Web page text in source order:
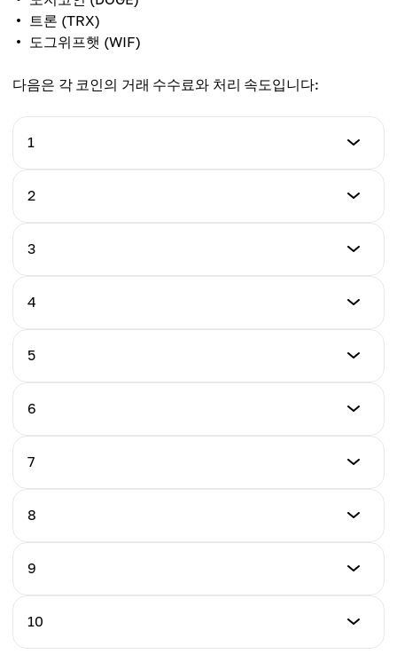
트론 (TRX)
도그위프햇 (WIF)
다음은 각 코인의 거래 수수료와 처리 속도입니다:
1
토큰
티커
2~5초
2
토큰
티커
0.6초
3
토큰
티커
10초
4
토큰
티커
3~5초
5
토큰
티커
2분
6
토큰
티커
7
토큰
티커
8
토큰
티커
9
토큰
10